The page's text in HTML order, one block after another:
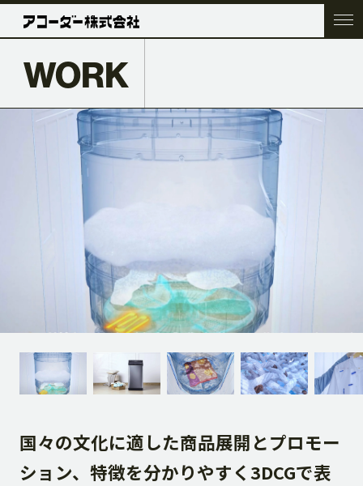
TOP
COMPANY
SERVICE
ACC BLOG
DOWNLOAD
CONTACT
WORK
国々の文化に適した商品展開とプロモー
ション、特徴を分かりやすく3DCGで表